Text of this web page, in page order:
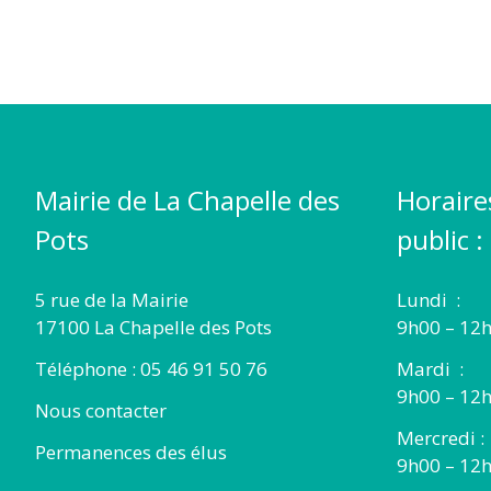
Mairie de La Chapelle des
Pots
5 rue de la Mairie
17100 La Chapelle des Pots
Téléphone : 05 46 91 50 76
Nous contacter
Permanences des élus
public :
Lundi :
9h00 –
Mardi :
9h00 –
Mercredi :
9h00 –